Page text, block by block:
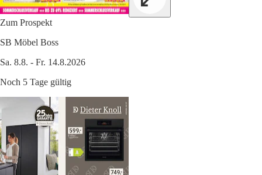
Zum Prospekt
SB Möbel Boss
Sa. 8.8. - Fr. 14.8.2026
Noch 5 Tage gültig